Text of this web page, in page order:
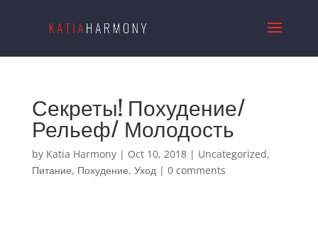
Секреты! Похудение/
Рельеф/ Молодость
by Katia Harmony| Oct 10, 2018| Uncategorized,
Питание, Похудение, Уход| 0 comments